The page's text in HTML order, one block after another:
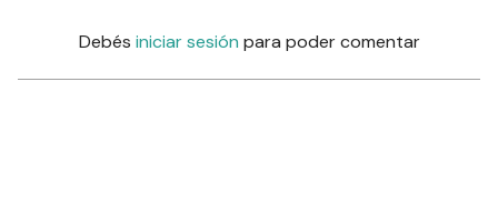
Debés iniciar sesión para poder comentar